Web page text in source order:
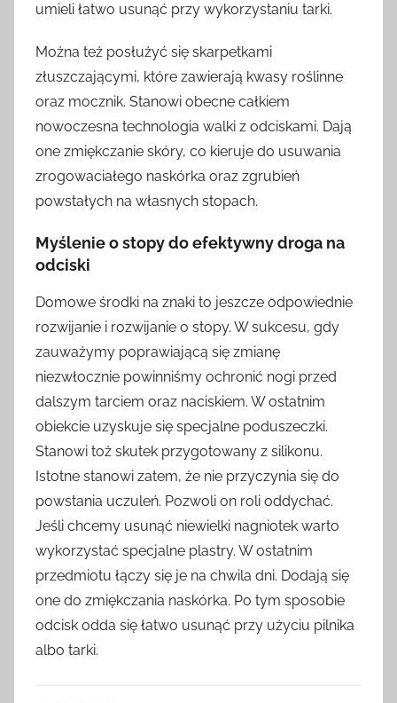
umieli łatwo usunąć przy wykorzystaniu tarki.
Można też posłużyć się skarpetkami
złuszczającymi, które zawierają kwasy roślinne
oraz mocznik. Stanowi obecne całkiem
nowoczesna technologia walki z odciskami. Dają
one zmiękczanie skóry, co kieruje do usuwania
zrogowaciałego naskórka oraz zgrubień
powstałych na własnych stopach.
Myślenie o stopy do efektywny droga na
odciski
Domowe środki na znaki to jeszcze odpowiednie
rozwijanie i rozwijanie o stopy. W sukcesu, gdy
zauważymy poprawiającą się zmianę
niezwłocznie powinniśmy ochronić nogi przed
dalszym tarciem oraz naciskiem. W ostatnim
obiekcie uzyskuje się specjalne poduszeczki.
Stanowi toż skutek przygotowany z silikonu.
Istotne stanowi zatem, że nie przyczynia się do
powstania uczuleń. Pozwoli on roli oddychać.
Jeśli chcemy usunąć niewielki nagniotek warto
wykorzystać specjalne plastry. W ostatnim
przedmiotu łączy się je na chwila dni. Dodają się
one do zmiękczania naskórka. Po tym sposobie
odcisk odda się łatwo usunąć przy użyciu pilnika
albo tarki.